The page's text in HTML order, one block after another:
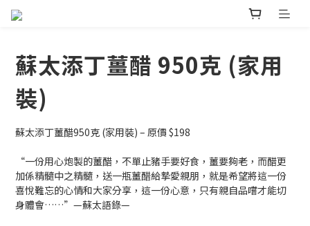
蘇太添丁薑醋 950克 (家用
裝)
蘇太添丁薑醋950克 (家用裝) – 原價 $198
“一份用心炮製的薑醋，不單止豬手要好食，薑要夠老，而醋更
加係精髓中之精髓，送一瓶薑醋給摯愛親朋，就是希望將這一份
喜悅難忘的心情和大家分享，這一份心意，只有親自品嚐才能切
身體會……”—蘇太語錄—